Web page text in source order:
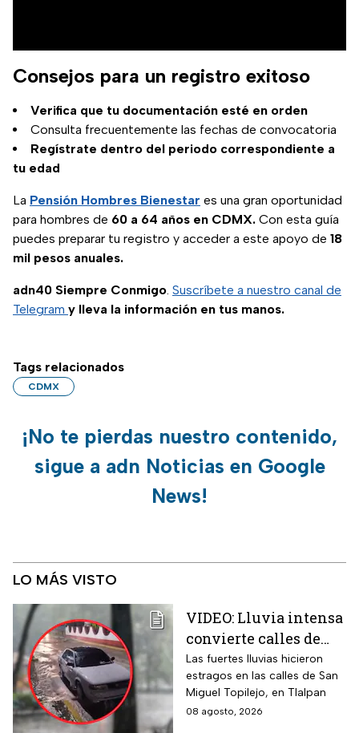
Consejos para un registro exitoso
Verifica que tu documentación esté en orden
Consulta frecuentemente las fechas de convocatoria
Regístrate dentro del periodo correspondiente a
tu edad
La Pensión Hombres Bienestar es una gran oportunidad
para hombres de 60 a 64 años en CDMX. Con esta guía
puedes preparar tu registro y acceder a este apoyo de 18
mil pesos anuales.
adn40 Siempre Conmigo. Suscríbete a nuestro canal de
Telegram y lleva la información en tus manos.
Tags relacionados
CDMX
¡No te pierdas nuestro contenido,
sigue a adn Noticias en Google
News!
LO MÁS VISTO
VIDEO: Lluvia intensa
convierte calles de
Tlalpan en ríos
Las fuertes lluvias hicieron
estragos en las calles de San
Miguel Topilejo, en Tlalpan
08 agosto, 2026